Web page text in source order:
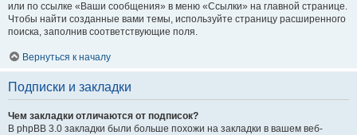
или по ссылке «Ваши сообщения» в меню «Ссылки» на главной странице.
Чтобы найти созданные вами темы, используйте страницу расширенного
поиска, заполнив соответствующие поля.
Вернуться к началу
Подписки и закладки
Чем закладки отличаются от подписок?
В phpBB 3.0 закладки были больше похожи на закладки в вашем веб-